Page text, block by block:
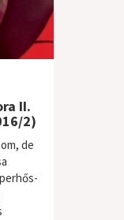
II.
2)
de